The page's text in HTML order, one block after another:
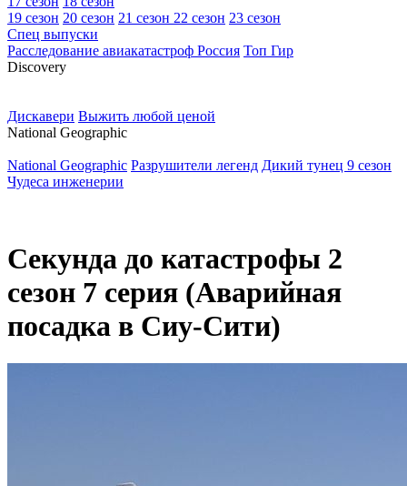
19 сезон 20 сезон 21 сезон 22 сезон 23 сезон
Спец выпуски
Расследование авиакатастроф Россия Топ Гир
Discovery
Дискавери Выжить любой ценой
National Geographic
National Geographic Разрушители легенд Дикий тунец 9 сезон
Чудеса инженерии
Секунда до катастрофы 2
сезон 7 серия (Аварийная
посадка в Сиу-Сити)